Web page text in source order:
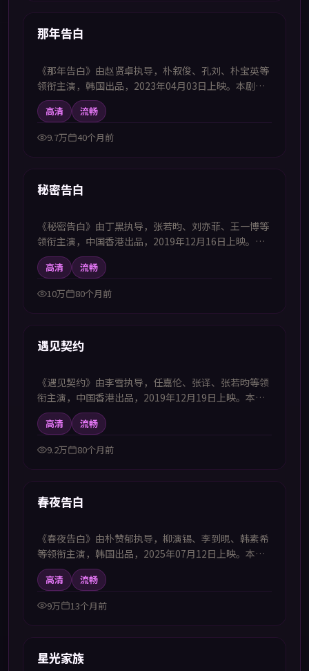
首推
那年告白
《那年告白》由赵贤卓执导，朴叙俊、孔刘、朴宝英等
领衔主演，韩国出品，2023年04月03日上映。本剧集
提供中韩双语字幕，支持1080P高清播放，属喜剧题
材，群像互动不断制造笑点同时治愈人心，适合喜欢中
韩字幕电视剧高清播放的观众追看。
高清
流畅
9.7万
40个月前
首推
秘密告白
《秘密告白》由丁黑执导，张若昀、刘亦菲、王一博等
领衔主演，中国香港出品，2019年12月16日上映。本
剧集提供中韩双语字幕，支持1080P高清播放，属爱情
题材，以都市相遇为起点展开一段跨越阶层的浪漫关
系，适合喜欢中韩字幕电视剧高清播放的观众追看。
高清
流畅
10万
80个月前
首推
遇见契约
《遇见契约》由李雪执导，任嘉伦、张译、张若昀等领
衔主演，中国香港出品，2019年12月19日上映。本影
片提供中韩双语字幕，支持1080P高清播放，属科幻题
材，以奇想世界观承载对现实的隐喻思考，适合喜欢中
韩字幕电视剧高清播放的观众追看。
高清
流畅
9.2万
80个月前
首推
春夜告白
《春夜告白》由朴赞郁执导，柳演锡、李到晛、韩素希
等领衔主演，韩国出品，2025年07月12日上映。本剧
集提供中韩双语字幕，支持1080P高清播放，属科幻题
材，以奇想世界观承载对现实的隐喻思考，适合喜欢中
韩字幕电视剧高清播放的观众追看。
高清
流畅
9万
13个月前
首推
星光家族